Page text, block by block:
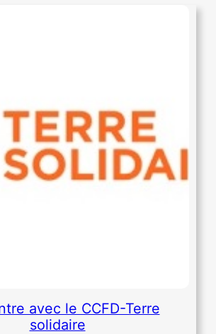
avec le CCFD-Terre
solidaire